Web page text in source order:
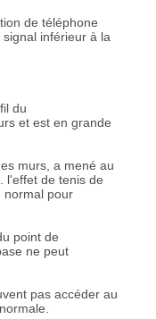
de téléphone
inférieur à la
du
et est en grande
murs, a mené au
l'effet de tenis de
normal pour
point de
ne peut
pas accéder au